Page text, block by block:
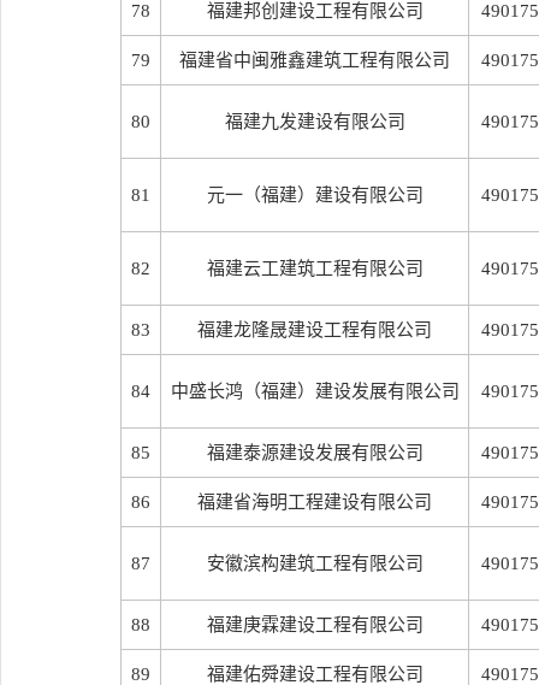
78 福建邦创建设工程有限公司
79 福建省中闽雅鑫建筑工程有限公司
80 福建九发建设有限公司
81 元一（福建）建设有限公司
82 福建云工建筑工程有限公司
83 福建龙隆晟建设工程有限公司
84 中盛长鸿（福建）建设发展有限公司
85 福建泰源建设发展有限公司
86 福建省海明工程建设有限公司
87 安徽滨构建筑工程有限公司
88 福建庚霖建设工程有限公司
89 福建佑舜建设工程有限公司